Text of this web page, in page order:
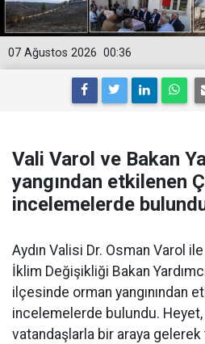
00:36
07 Ağustos 2026
Vali Varol ve Bakan
yangından etkilenen
incelemelerde
Aydın Valisi Dr. Osman Varol
İklim Değişikliği Bakan
ilçesinde orman yangınından
incelemelerde bulundu.
vatandaşlarla bir araya